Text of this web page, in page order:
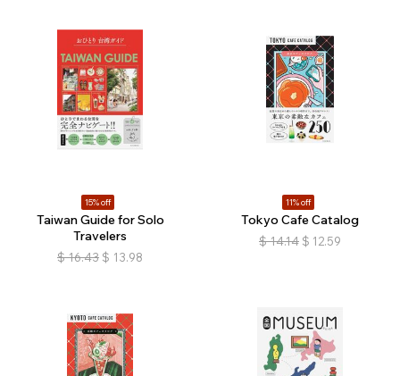
15% off
Taiwan Guide for Solo
Travelers
$ 16.43 $ 13.98
11% off
Tokyo Cafe Catalog
$ 14.14 $ 12.59